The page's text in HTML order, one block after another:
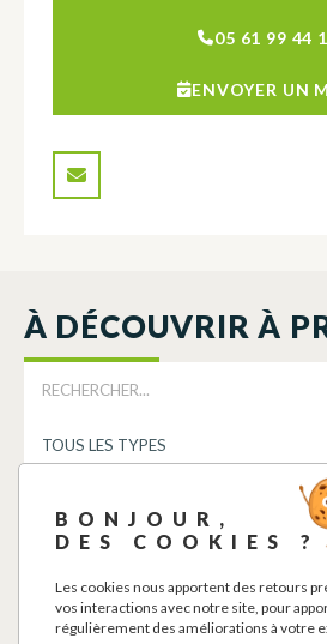
05 61 99 44
ENVOYER UN
À DÉCOUVRIR À
LE FOUSSERET LE
BONJOUR,
DES COOKIES ?
Les cookies nous apportent des retours
vos interactions avec notre site, pour
régulièrement des améliorations à votre